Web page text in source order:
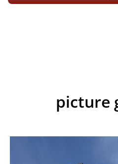
picture